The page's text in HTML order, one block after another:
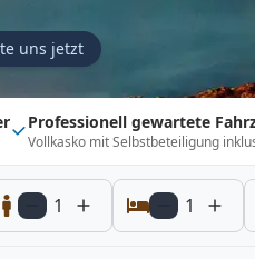
uns jetzt
Professionell gewartete
Vollkasko mit Selbstbeteiligung
1 1
1
1